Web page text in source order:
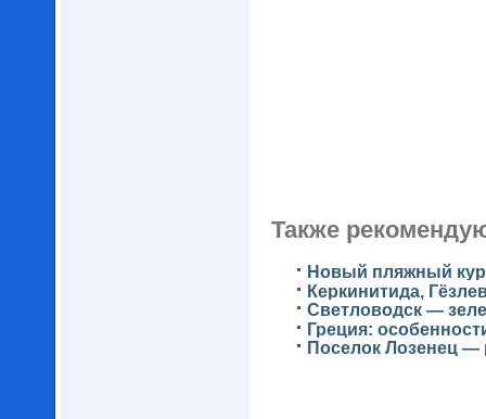
Также
Новый пляжный
Керкинитида,
Светловодск —
Греция:
Поселок Лозенец —